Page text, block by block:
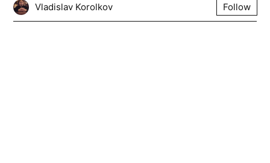
Vladislav Korolkov Follow